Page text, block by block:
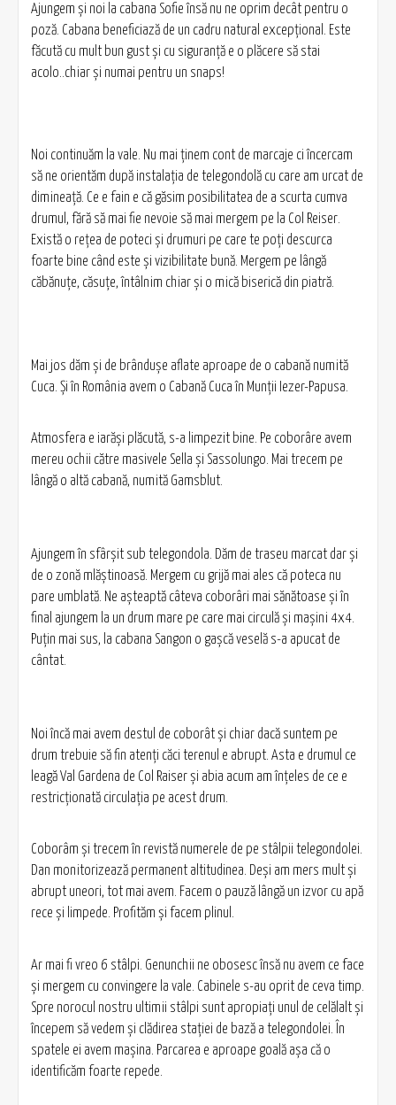
Ajungem şi noi la cabana Sofie însă nu ne oprim decât pentru o
poză. Cabana beneficiază de un cadru natural excepţional. Este
făcută cu mult bun gust şi cu siguranţă e o plăcere să stai
acolo..chiar şi numai pentru un snaps!
Noi continuăm la vale. Nu mai ţinem cont de marcaje ci încercam
să ne orientăm după instalaţia de telegondolă cu care am urcat de
dimineaţă. Ce e fain e că găsim posibilitatea de a scurta cumva
drumul, fără să mai fie nevoie să mai mergem pe la Col Reiser.
Există o reţea de poteci şi drumuri pe care te poţi descurca
foarte bine când este şi vizibilitate bună. Mergem pe lângă
căbănuţe, căsuţe, întâlnim chiar şi o mică biserică din piatră.
Mai jos dăm şi de brânduşe aflate aproape de o cabană numită
Cuca. Şi în România avem o Cabană Cuca în Munţii Iezer-Papusa.
Atmosfera e iarăşi plăcută, s-a limpezit bine. Pe coborâre avem
mereu ochii către masivele Sella şi Sassolungo. Mai trecem pe
lângă o altă cabană, numită Gamsblut.
Ajungem în sfârşit sub telegondola. Dăm de traseu marcat dar şi
de o zonă mlăştinoasă. Mergem cu grijă mai ales că poteca nu
pare umblată. Ne aşteaptă câteva coborâri mai sănătoase şi în
final ajungem la un drum mare pe care mai circulă şi maşini 4x4.
Puţin mai sus, la cabana Sangon o gaşcă veselă s-a apucat de
cântat.
Noi încă mai avem destul de coborât şi chiar dacă suntem pe
drum trebuie să fin atenţi căci terenul e abrupt. Asta e drumul ce
leagă Val Gardena de Col Raiser şi abia acum am înţeles de ce e
restricţionată circulaţia pe acest drum.
Coborâm şi trecem în revistă numerele de pe stâlpii telegondolei.
Dan monitorizează permanent altitudinea. Deşi am mers mult şi
abrupt uneori, tot mai avem. Facem o pauză lângă un izvor cu apă
rece şi limpede. Profităm şi facem plinul.
Ar mai fi vreo 6 stâlpi. Genunchii ne obosesc însă nu avem ce face
şi mergem cu convingere la vale. Cabinele s-au oprit de ceva timp.
Spre norocul nostru ultimii stâlpi sunt apropiaţi unul de celălalt şi
începem să vedem şi clădirea staţiei de bază a telegondolei. În
spatele ei avem maşina. Parcarea e aproape goală aşa că o
identificăm foarte repede.